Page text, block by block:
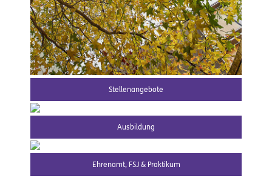
Stellenangebote
Ausbildung
Ehrenamt, FSJ & Praktikum